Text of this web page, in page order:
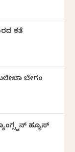
ಕತೆ
ಬೇಗಂ
ಹ್ಯೂಸ್